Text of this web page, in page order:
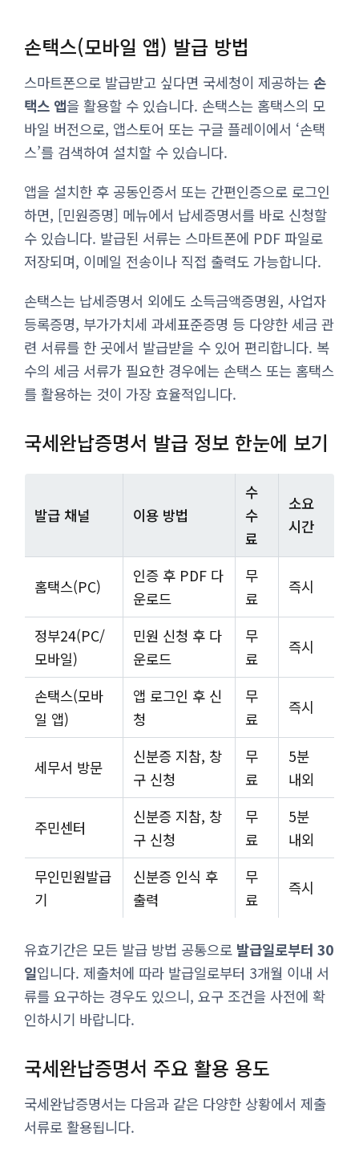
손택스(모바일 앱) 발급 방법
스마트폰으로 발급받고 싶다면 국세청이 제공하는 손
택스 앱을 활용할 수 있습니다. 손택스는 홈택스의 모
바일 버전으로, 앱스토어 또는 구글 플레이에서 ‘손택
스’를 검색하여 설치할 수 있습니다.
앱을 설치한 후 공동인증서 또는 간편인증으로 로그인
하면, [민원증명] 메뉴에서 납세증명서를 바로 신청할
수 있습니다. 발급된 서류는 스마트폰에 PDF 파일로
저장되며, 이메일 전송이나 직접 출력도 가능합니다.
손택스는 납세증명서 외에도 소득금액증명원, 사업자
등록증명, 부가가치세 과세표준증명 등 다양한 세금 관
련 서류를 한 곳에서 발급받을 수 있어 편리합니다. 복
수의 세금 서류가 필요한 경우에는 손택스 또는 홈택스
를 활용하는 것이 가장 효율적입니다.
국세완납증명서 발급 정보 한눈에 보기
발급 채널 이용 방법
수
수
료
소요
시간
홈택스(PC)
인증 후 PDF 다
운로드
무
료
즉시
정부24(PC/
모바일)
민원 신청 후 다
운로드
무
료
즉시
손택스(모바
일 앱)
앱 로그인 후 신
청
무
료
즉시
세무서 방문
신분증 지참, 창
구 신청
무
료
5분
내외
주민센터
신분증 지참, 창
구 신청
무
료
5분
내외
무인민원발급
기
신분증 인식 후
출력
무
료
즉시
유효기간은 모든 발급 방법 공통으로 발급일로부터 30
일입니다. 제출처에 따라 발급일로부터 3개월 이내 서
류를 요구하는 경우도 있으니, 요구 조건을 사전에 확
인하시기 바랍니다.
국세완납증명서 주요 활용 용도
국세완납증명서는 다음과 같은 다양한 상황에서 제출
서류로 활용됩니다.